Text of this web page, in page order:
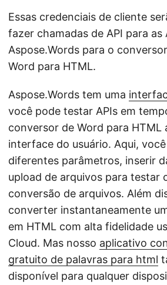
Essas credenciais de cliente
fazer chamadas de API para as
Aspose.Words para o
Word para HTML.
Aspose.Words tem uma
você pode testar APIs em
conversor de Word para HTML
interface do usuário. Aqui,
diferentes parâmetros, inserir
upload de arquivos para testar
conversão de arquivos. Além
converter instantaneamente
em HTML com alta fidelidade
Cloud. Mas nosso aplicativo
gratuito de palavras para html
disponível para qualquer